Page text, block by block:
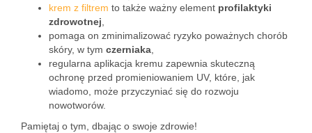
krem z filtrem to także ważny element profilaktyki
zdrowotnej
pomaga on zminimalizować ryzyko poważnych chorób
skóry, w tym czerniaka
regularna aplikacja kremu zapewnia skuteczną
ochronę przed promieniowaniem UV, które, jak
wiadomo, może przyczyniać się do rozwoju
nowotworów.
Pamiętaj o tym, dbając o swoje zdrowie!